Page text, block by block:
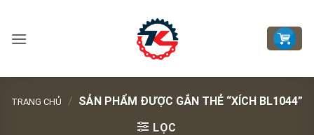
nội
TRANG CHỦ / SẢN PHẨM ĐƯỢC GẮN THẺ “XÍCH BL1044”
LỌC